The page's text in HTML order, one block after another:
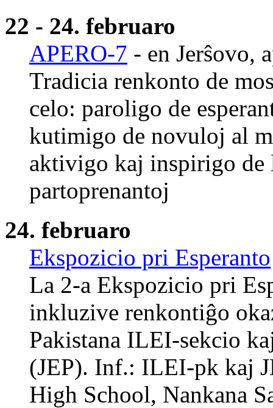
22 - 24. februaro
APERO-7 - en Jerŝovo,
Tradicia renkonto de
celo: paroligo de
kutimigo de novuloj al
aktivigo kaj inspirigo de
partoprenantoj
24. februaro
Ekspozicio pri Esperanto
La 2-a Ekspozicio pri
inkluzive renkontiĝo
Pakistana ILEI-sekcio
(JEP). Inf.: ILEI-pk kaj
High School, Nankana